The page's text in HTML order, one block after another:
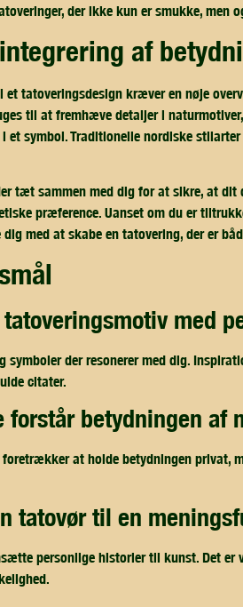
der ikke kun er smukke, men
af
et tatoveringsdesign kræver en nøje
til at fremhæve detaljer i
i et symbol. Traditionelle nordiske
tæt sammen med dig for at sikre, at
præference. Uanset om du er
med at skabe en tatovering, der er
tatoveringsmotiv med
symboler der resonerer med dig.
citater.
forstår betydningen af
at holde betydningen privat,
tatovør til en
personlige historier til kunst. Det er